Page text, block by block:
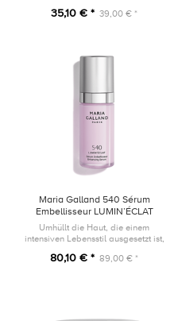
weichen und reichhaltigen Textur.
35,10 € * 39,00 € *
Maria Galland 540 Sérum
Embellisseur LUMIN’ÉCLAT
30ml
Umhüllt die Haut, die einem
intensiven Lebensstil ausgesetzt ist,
80,10 € * 89,00 € *